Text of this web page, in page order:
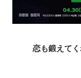
恋も鍛えて